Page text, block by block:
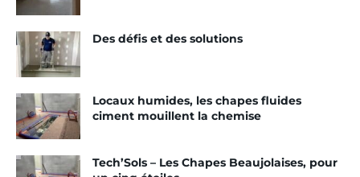
moi de devenir l’ambassadeur de Sika et de ses
marques,déclare Antoine Dupont . J’ai été séduit
par ce projet en raison de nos valeurs
communes. »
Tags: Sika Partenariat
Des défis et des solutions
Locaux humides, les chapes fluides
ciment mouillent la chemise
Tech’Sols – Les Chapes Beaujolaises, pour